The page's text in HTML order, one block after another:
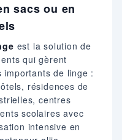
sacs ou en
est la solution de
qui gèrent
importants de linge :
résidences de
centres
scolaires avec
intensive en